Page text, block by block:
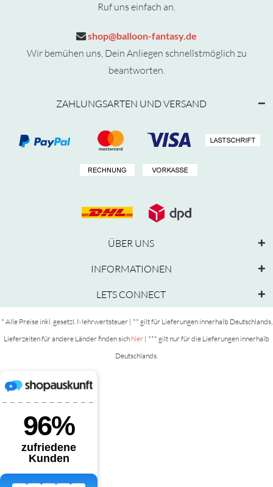
Ruf uns einfach an.
shop@balloon-fantasy.de
Wir bemühen uns, Dein Anliegen schnellstmöglich zu
beantworten.
ZAHLUNGSARTEN UND VERSAND
ÜBER UNS
INFORMATIONEN
LETS CONNECT
* Alle Preise inkl. gesetzl. Mehrwertsteuer | ** gilt für Lieferungen innerhalb Deutschlands,
Lieferzeiten für andere Länder finden sich hier | *** gilt nur für die Lieferungen innerhalb
Deutschlands.